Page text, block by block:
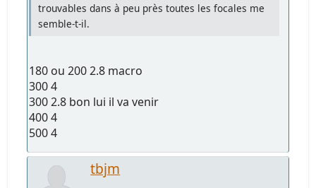
trouvables dans à peu près toutes les focales me
semble-t-il.
180 ou 200 2.8 macro
300 4
300 2.8 bon lui il va venir
400 4
500 4
tbjm